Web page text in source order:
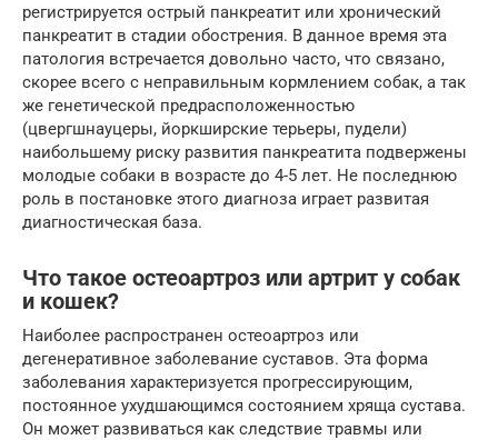
регистрируется острый панкреатит или хронический
панкреатит в стадии обострения. В данное время эта
патология встречается довольно часто, что связано,
скорее всего с неправильным кормлением собак, а так
же генетической предрасположенностью
(цвергшнауцеры, йоркширские терьеры, пудели)
наибольшему риску развития панкреатита подвержены
молодые собаки в возрасте до 4-5 лет. Не последнюю
роль в постановке этого диагноза играет развитая
диагностическая база.
Что такое остеоартроз или артрит у собак
и кошек?
Наиболее распространен остеоартроз или
дегенеративное заболевание суставов. Эта форма
заболевания характеризуется прогрессирующим,
постоянное ухудшающимся состоянием хряща сустава.
Он может развиваться как следствие травмы или